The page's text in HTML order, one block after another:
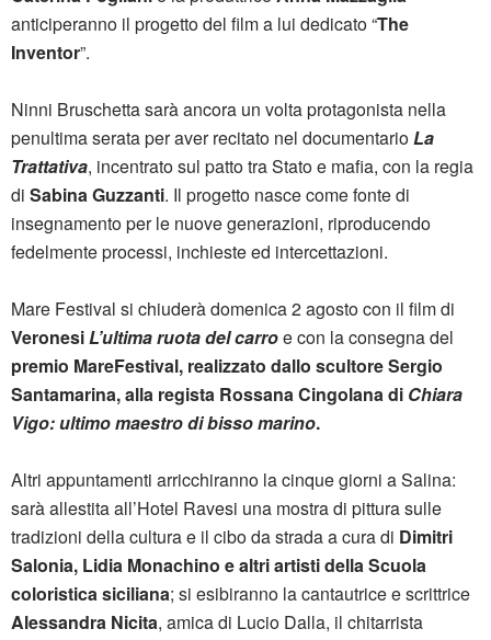
anticiperanno il progetto del film a lui dedicato “The
Inventor”.
Ninni Bruschetta sarà ancora un volta protagonista nella
penultima serata per aver recitato nel documentarioLa
Trattativa, incentrato sul patto tra Stato e mafia, con la regia
di Sabina Guzzanti. Il progetto nasce come fonte di
insegnamento per le nuove generazioni, riproducendo
fedelmente processi, inchieste ed intercettazioni.
Mare Festival si chiuderà domenica 2 agosto con il film di
VeronesiL’ultima ruota del carroe con la consegna del
premio MareFestival, realizzato dallo scultore Sergio
Santamarina, alla regista Rossana Cingolana di Chiara
Vigo: ultimo maestro di bisso marino.
Altri appuntamenti arricchiranno la cinque giorni a Salina:
sarà allestita all’Hotel Ravesi una mostra di pittura sulle
tradizioni della cultura e il cibo da strada a cura di Dimitri
Salonia, Lidia Monachino e altri artisti della Scuola
coloristica siciliana; si esibiranno la cantautrice e scrittrice
Alessandra Nicita, amica di Lucio Dalla, il chitarrista